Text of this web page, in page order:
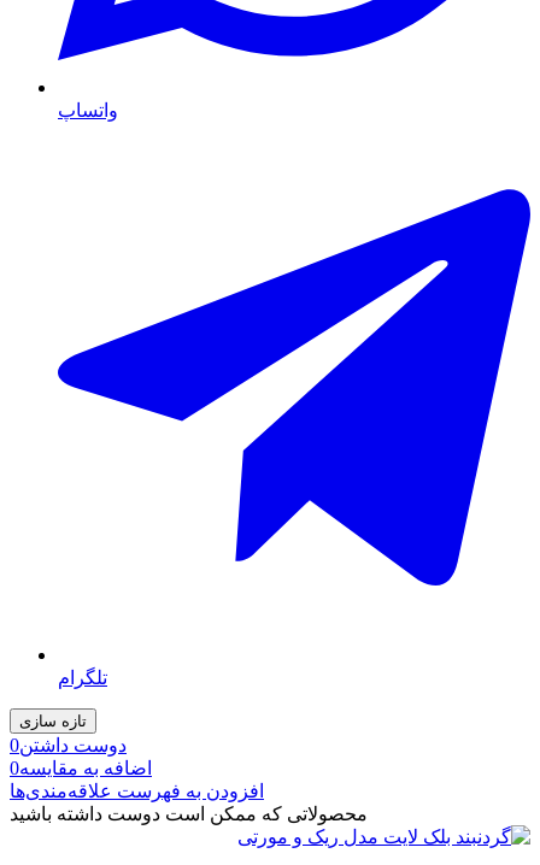
واتساپ
تلگرام
دوست داشتن0
اضافه به مقایسه0
افزودن به فهرست علاقه‌مندی‌ها
محصولاتی که ممکن است دوست داشته باشید